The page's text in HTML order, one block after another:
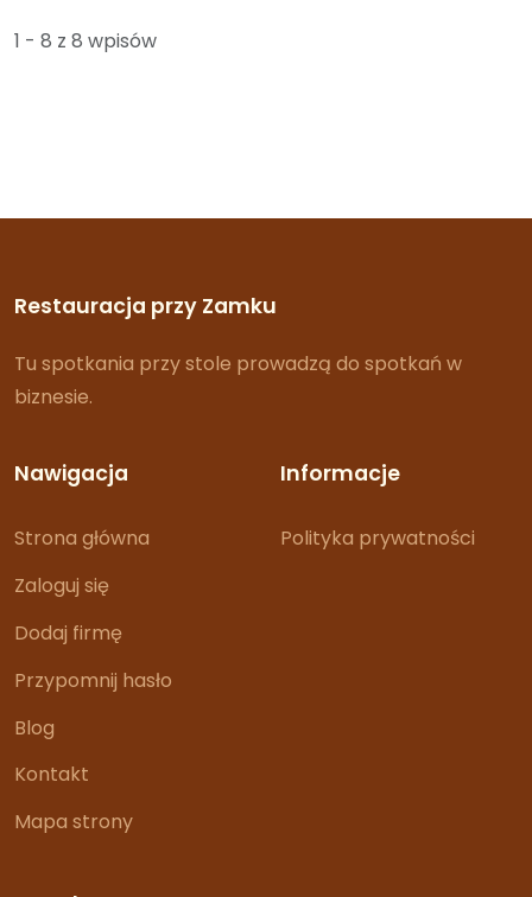
1 - 8 z 8 wpisów
Restauracja przy Zamku
Tu spotkania przy stole prowadzą do spotkań w
biznesie.
Nawigacja
Strona główna
Zaloguj się
Dodaj firmę
Przypomnij hasło
Blog
Kontakt
Mapa strony
Informacje
Polityka prywatności